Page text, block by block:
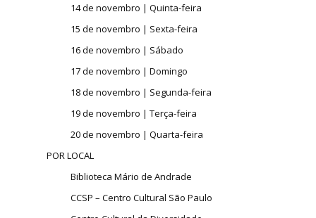
14 de novembro | Quinta-feira
15 de novembro | Sexta-feira
16 de novembro | Sábado
17 de novembro | Domingo
18 de novembro | Segunda-feira
19 de novembro | Terça-feira
20 de novembro | Quarta-feira
POR LOCAL
Biblioteca Mário de Andrade
CCSP – Centro Cultural São Paulo